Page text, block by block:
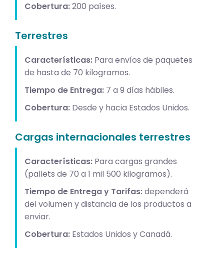
Cobertura:200 países.
Terrestres
Características: Para envíos de paquetes
de hasta de 70 kilogramos.
Tiempo de Entrega: 7 a 9 días hábiles.
Cobertura: Desde y hacia Estados Unidos.
Cargas internacionales terrestres
Características: Para cargas grandes
(pallets de 70 a 1 mil 500 kilogramos).
Tiempo de Entrega y Tarifas:dependerá
del volumen y distancia de los productos a
enviar.
Cobertura: Estados Unidos y Canadá.